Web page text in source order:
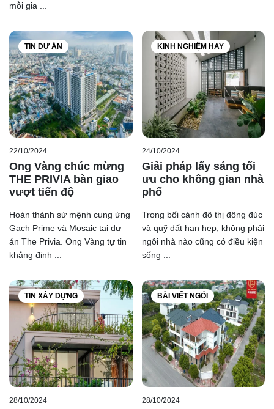
mỗi gia ...
TIN DỰ ÁN
22/10/2024
Ong Vàng chúc mừng
THE PRIVIA bàn giao
vượt tiến độ
Hoàn thành sứ mệnh cung ứng
Gạch Prime và Mosaic tại dự
án The Privia. Ong Vàng tự tin
khẳng định ...
KINH NGHIỆM HAY
24/10/2024
Giải pháp lấy sáng tối
ưu cho không gian nhà
phố
Trong bối cảnh đô thị đông đúc
và quỹ đất hạn hẹp, không phải
ngôi nhà nào cũng có điều kiện
sống ...
TIN XÂY DỰNG
28/10/2024
BÀI VIẾT NGÓI
28/10/2024